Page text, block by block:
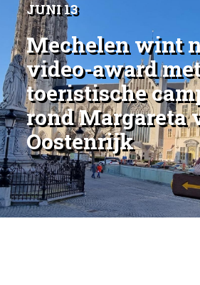
JUNI 13
Mechelen wint
video-award
toeristische
rond Margareta
Oostenrijk